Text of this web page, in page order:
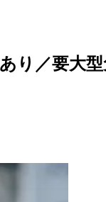
り／要大